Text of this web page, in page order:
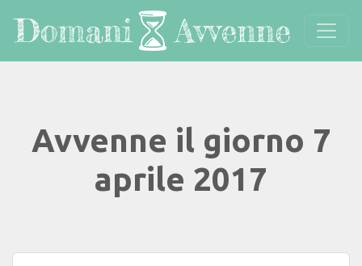
Avvenne il giorno 7
aprile 2017